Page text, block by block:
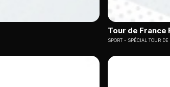
Tour de France
SPORT SPÉCIAL TOUR DE